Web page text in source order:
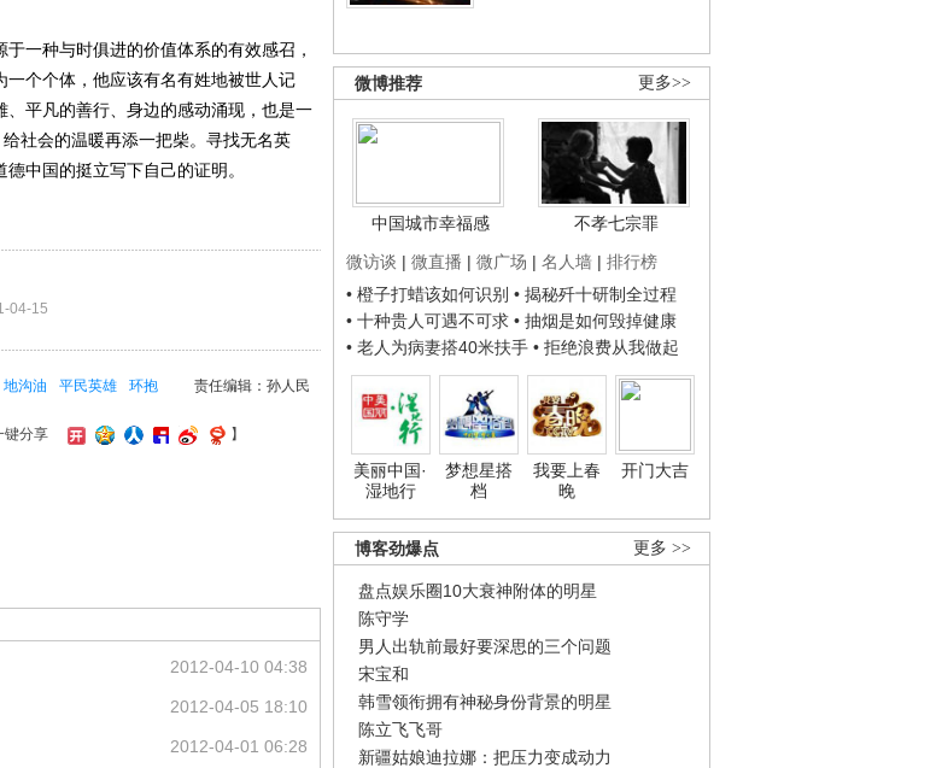
更多>>
微博推荐
中国城市幸福感
不孝七宗罪
微访谈 | 微直播 | 微广场 | 名人墙 | 排行榜
• 橙子打蜡该如何识别 • 揭秘歼十研制全过程
• 十种贵人可遇不可求 • 抽烟是如何毁掉健康
• 老人为病妻搭40米扶手 • 拒绝浪费从我做起
美丽中国·
湿地行
梦想星搭
档
我要上春
晚
开门大吉
更多 >>
博客劲爆点
盘点娱乐圈10大衰神附体的明星
陈守学
男人出轨前最好要深思的三个问题
宋宝和
韩雪领衔拥有神秘身份背景的明星
陈立飞飞哥
新疆姑娘迪拉娜：把压力变成动力
一种与时俱进的价值体系的有效感召，
个个体，他应该有名有姓地被世人记
平凡的善行、身边的感动涌现，也是一
社会的温暖再添一把柴。寻找无名英
中国的挺立写下自己的证明。
04-15
责任编辑：孙人民
地沟油 平民英雄 环抱
键分享 】
2012-04-10 04:38
2012-04-05 18:10
2012-04-01 06:28